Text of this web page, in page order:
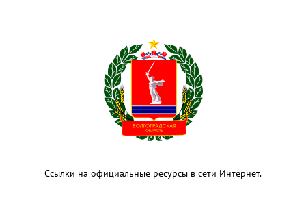
Ссылки на официальные ресурсы в сети Интернет.